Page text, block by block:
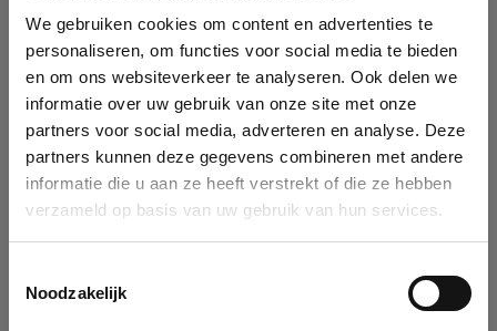
We gebruiken cookies om content en advertenties te
personaliseren, om functies voor social media te bieden
en om ons websiteverkeer te analyseren. Ook delen we
informatie over uw gebruik van onze site met onze
partners voor social media, adverteren en analyse. Deze
partners kunnen deze gegevens combineren met andere
informatie die u aan ze heeft verstrekt of die ze hebben
verzameld op basis van uw gebruik van hun services.
Noodzakelijk
Company
Identification
Please fill in your company details
You can search a company in our database by name, VAT or
enterprise ID. When a company is selected it will auto-complete the
form. If you don't find your company in our database, you can create
service.
See details
Ok